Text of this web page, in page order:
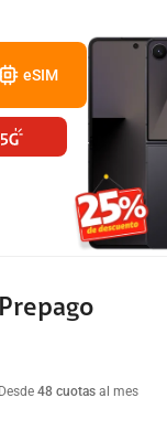
eSIM
Prepago
Desde 48 cuotas al mes